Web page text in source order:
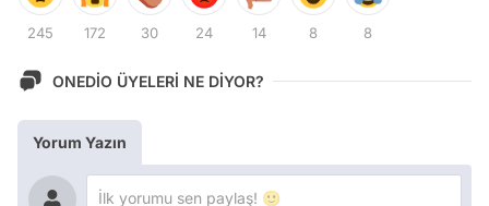
245 172 30 24 14 8 8
ONEDİO ÜYELERİ NE DİYOR?
Yorum Yazın